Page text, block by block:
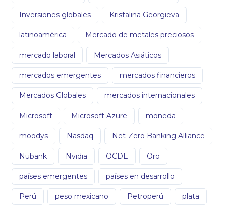
Inversiones globales Kristalina Georgieva
latinoamérica Mercado de metales preciosos
mercado laboral Mercados Asiáticos
mercados emergentes mercados financieros
Mercados Globales mercados internacionales
Microsoft Microsoft Azure moneda
moodys Nasdaq Net-Zero Banking Alliance
Nubank Nvidia OCDE Oro
países emergentes países en desarrollo
Perú peso mexicano Petroperú plata